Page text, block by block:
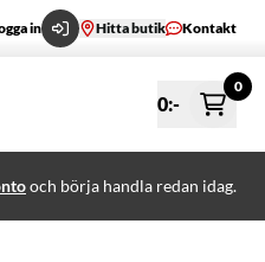
in Hitta butik Kontakt
0:-
0
och börja handla redan idag.